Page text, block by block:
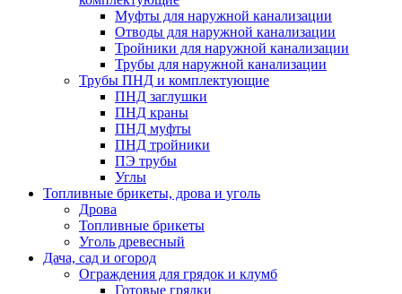
Муфты для наружной канализации
Отводы для наружной канализации
Тройники для наружной канализации
Трубы для наружной канализации
Трубы ПНД и комплектующие
ПНД заглушки
ПНД краны
ПНД муфты
ПНД тройники
ПЭ трубы
Углы
Топливные брикеты, дрова и уголь
Дрова
Топливные брикеты
Уголь древесный
Дача, сад и огород
Ограждения для грядок и клумб
Готовые грядки